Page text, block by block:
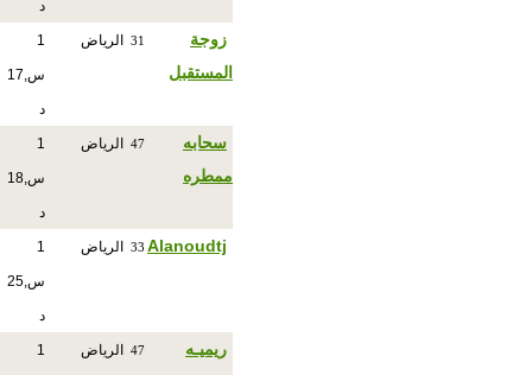
د
زوجة
المستقبل
31 الرياض 1
س,17
د
سحابه
ممطره
47 الرياض 1
س,18
د
Alanoudtj
33 الرياض 1
س,25
د
ريميـه 47 الرياض 1